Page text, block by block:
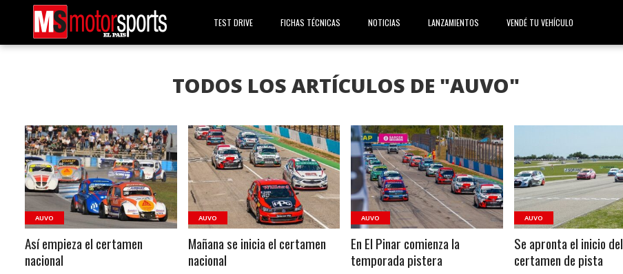
TEST DRIVE FICHAS TÉCNICAS NOTICIAS LANZAMIENTOS VENDÉ TU VEHÍCULO
TODOS LOS ARTÍCULOS DE "AUVO"
VER NOTA
AUVO
Así empieza el certamen
nacional
VER NOTA
AUVO
Mañana se inicia el certamen
nacional
VER NOTA
AUVO
En El Pinar comienza la
temporada pistera
VER NOTA
AUVO
Se apronta el inicio del
certamen de pista